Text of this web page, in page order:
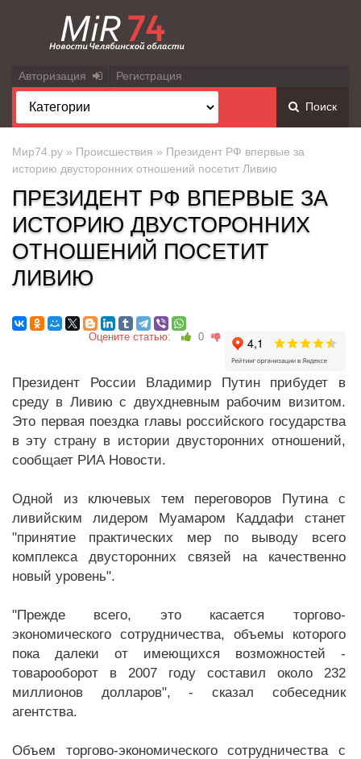
Авторизация Регистрация
Поиск
Мир74.ру » Происшествия » Президент РФ впервые за
историю двусторонних отношений посетит Ливию
ПРЕЗИДЕНТ РФ ВПЕРВЫЕ ЗА
ИСТОРИЮ ДВУСТОРОННИХ
ОТНОШЕНИЙ ПОСЕТИТ
ЛИВИЮ
Оцените статью: 0
Президент России Владимир Путин прибудет в
среду в Ливию с двухдневным рабочим визитом.
Это первая поездка главы российского государства
в эту страну в истории двусторонних отношений,
сообщает РИА Новости.
Одной из ключевых тем переговоров Путина с
ливийским лидером Муамаром Каддафи станет
"принятие практических мер по выводу всего
комплекса двусторонних связей на качественно
новый уровень".
"Прежде всего, это касается торгово-
экономического сотрудничества, объемы которого
пока далеки от имеющихся возможностей -
товарооборот в 2007 году составил около 232
миллионов долларов", - сказал собеседник
агентства.
Объем торгово-экономического сотрудничества с